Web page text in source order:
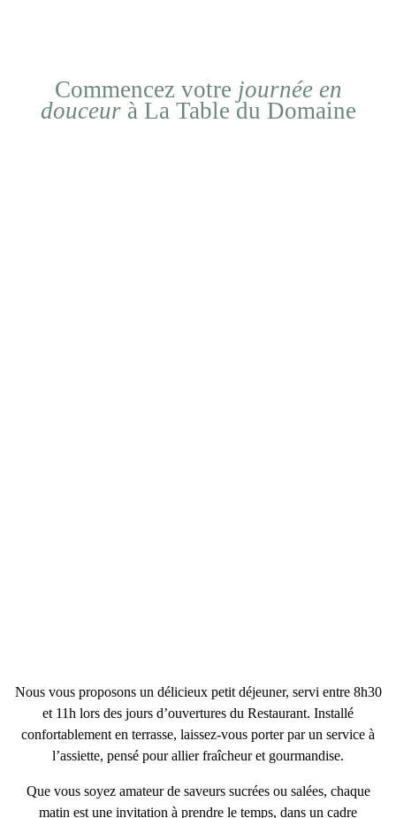
Commencez votre journée en
douceurà La Table du Domaine
Nous vous proposons un délicieux petit déjeuner, servi entre 8h30
et 11h lors des jours d’ouvertures du Restaurant. Installé
confortablement en terrasse, laissez-vous porter par un service à
l’assiette, pensé pour allier fraîcheur et gourmandise.
Que vous soyez amateur de saveurs sucrées ou salées, chaque
matin est une invitation à prendre le temps, dans un cadre